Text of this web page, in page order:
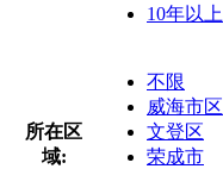
10年以上
所在区
域:
不限
威海市区
文登区
荣成市